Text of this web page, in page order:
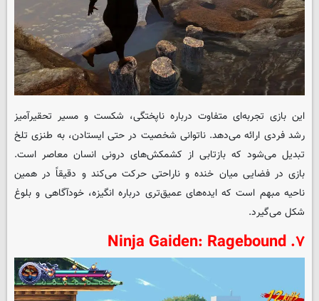
این بازی تجربه‌ای متفاوت درباره ناپختگی، شکست و مسیر تحقیرآمیز
رشد فردی ارائه می‌دهد. ناتوانی شخصیت در حتی ایستادن، به طنزی تلخ
تبدیل می‌شود که بازتابی از کشمکش‌های درونی انسان معاصر است.
بازی در فضایی میان خنده و ناراحتی حرکت می‌کند و دقیقاً در همین
ناحیه مبهم است که ایده‌های عمیق‌تری درباره انگیزه، خودآگاهی و بلوغ
شکل می‌گیرد.
۷. Ninja Gaiden: Ragebound